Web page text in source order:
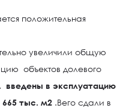
положительная
увеличили общую
объектов долевого
введены в эксплуатацию
тыс. м2 .Вего сдали в